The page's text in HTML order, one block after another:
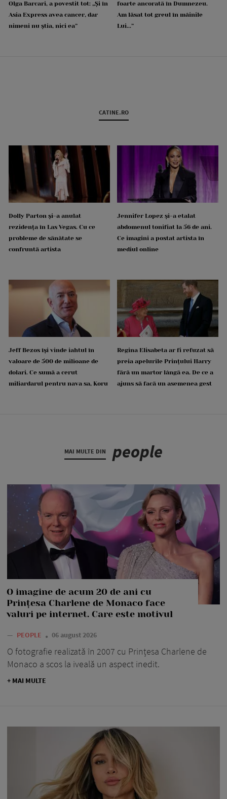
Olga Barcari, a povestit tot: „Și în
Asia Express avea cancer, dar
nimeni nu știa, nici ea”
foarte ancorată în Dumnezeu.
Am lăsat tot greul în mâinile
Lui...”
CATINE.RO
Dolly Parton și-a anulat
rezidența în Las Vegas. Cu ce
probleme de sănătate se
confruntă artista
Jennifer Lopez și-a etalat
abdomenul tonifiat la 56 de ani.
Ce imagini a postat artista în
mediul online
Jeff Bezos își vinde iahtul în
valoare de 500 de milioane de
dolari. Ce sumă a cerut
miliardarul pentru nava sa, Koru
Regina Elisabeta ar fi refuzat să
preia apelurile Prințului Harry
fără un martor lângă ea. De ce a
ajuns să facă un asemenea gest
MAI MULTE DIN people
O imagine de acum 20 de ani cu
Prințesa Charlene de Monaco face
valuri pe internet. Care este motivul
— PEOPLE 06 august 2026
O fotografie realizată în 2007 cu Prințesa Charlene de
Monaco a scos la iveală un aspect inedit.
+ MAI MULTE